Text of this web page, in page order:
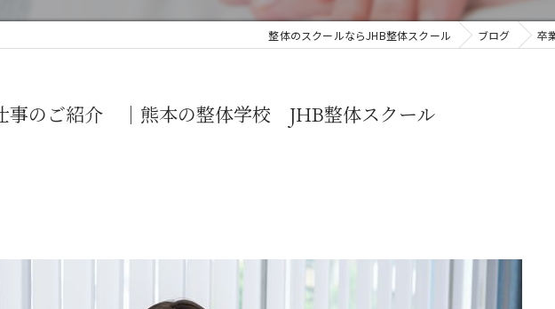
整体のスクールならJHB整体スクール ブログ 卒
事のご紹介 ｜熊本の整体学校 JHB整体スクール